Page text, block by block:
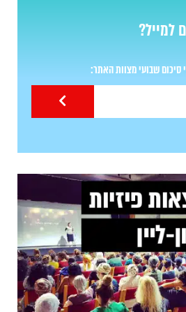
למייל?
שבועי מצוות האתר: